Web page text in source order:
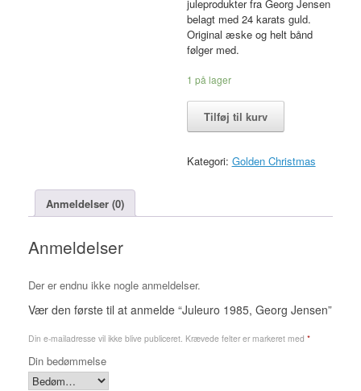
juleprodukter fra Georg Jensen
belagt med 24 karats guld.
Original æske og helt bånd
følger med.
1 på lager
Juleuro
1985,
Jensen
antal
Tilføj til kurv
Kategori: Golden Christmas
Anmeldelser (0)
Anmeldelser
Der er endnu ikke nogle anmeldelser.
Vær den første til at anmelde “Juleuro 1985, Georg Jensen”
Din e-mailadresse vil ikke blive publiceret. Krævede felter er markeret med *
Din bedømmelse